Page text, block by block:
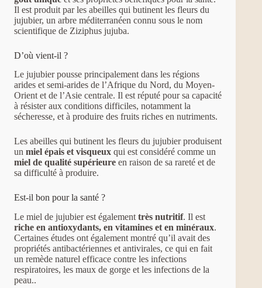
Il est produit par les abeilles qui butinent les fleurs du
jujubier, un arbre méditerranéen connu sous le nom
scientifique de Ziziphus jujuba.
D’où vient-il ?
Le jujubier pousse principalement dans les régions
arides et semi-arides de l’Afrique du Nord, du Moyen-
Orient et de l’Asie centrale. Il est réputé pour sa capacité
à résister aux conditions difficiles, notamment la
sécheresse, et à produire des fruits riches en nutriments.
Les abeilles qui butinent les fleurs du jujubier produisent
un miel épais et visqueux qui est considéré comme un
miel de qualité supérieure en raison de sa rareté et de
sa difficulté à produire.
Est-il bon pour la santé ?
Le miel de jujubier est également très nutritif. Il est
riche en antioxydants, en vitamines et en minéraux.
Certaines études ont également montré qu’il avait des
propriétés antibactériennes et antivirales, ce qui en fait
un remède naturel efficace contre les infections
respiratoires, les maux de gorge et les infections de la
peau..